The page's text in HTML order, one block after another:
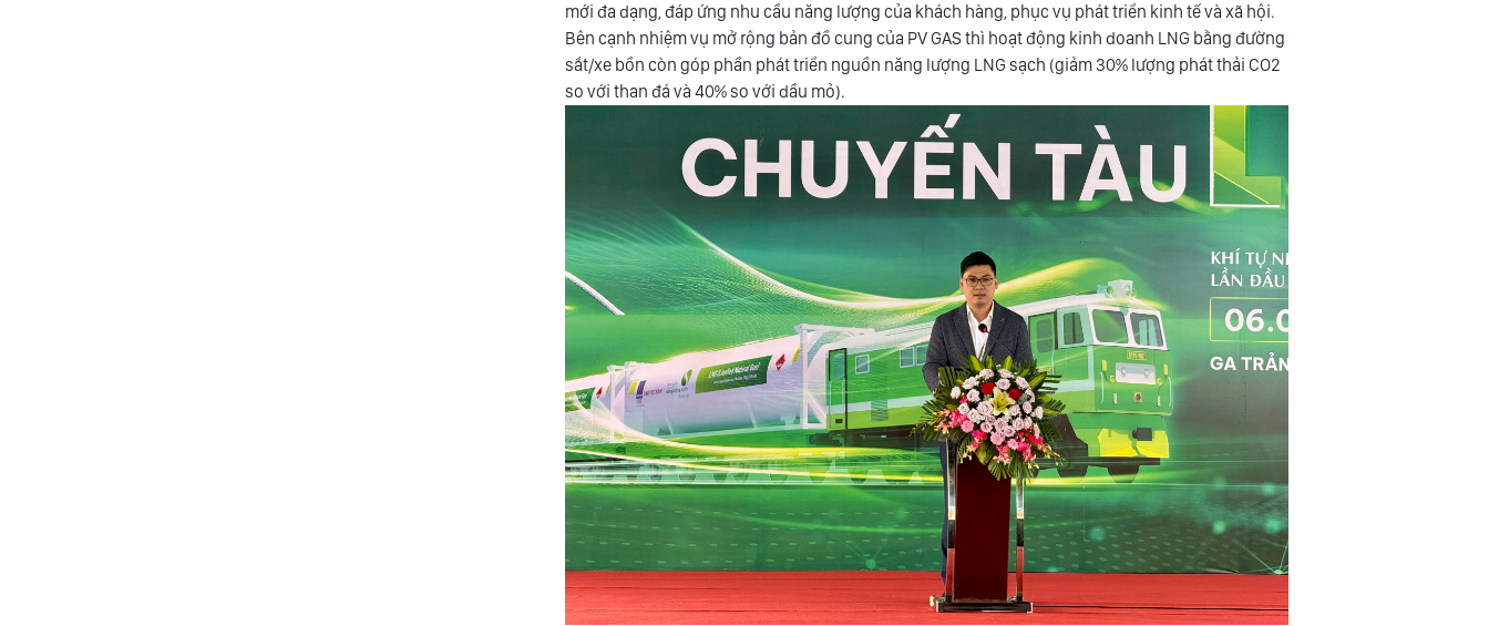
mới đa dạng, đáp ứng nhu cầu năng lượng của khách hàng, phục vụ phát triển kinh tế và xã hội.
Bên cạnh nhiệm vụ mở rộng bản đồ cung của PV GAS thì hoạt động kinh doanh LNG bằng đường
sắt/xe bồn còn góp phần phát triển nguồn năng lượng LNG sạch (giảm 30% lượng phát thải CO2
so với than đá và 40% so với dầu mỏ).